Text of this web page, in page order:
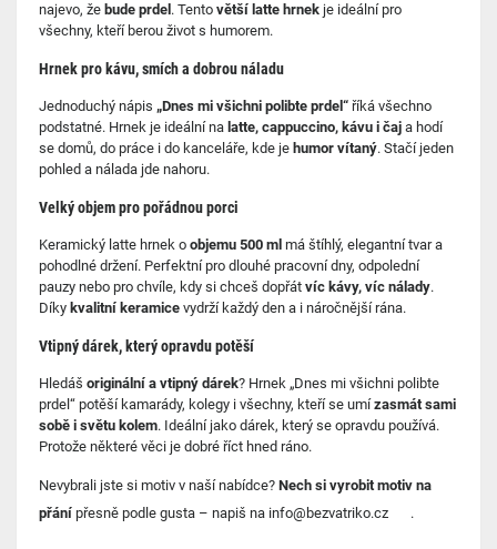
najevo, že bude prdel . Tento větší latte hrnek je ideální pro
všechny, kteří berou život s humorem.
Hrnek pro kávu, smích a dobrou náladu
Jednoduchý nápis „Dnes mi všichni polibte prdel“ říká všechno
podstatné. Hrnek je ideální na latte, cappuccino, kávu i čaj a hodí
se domů, do práce i do kanceláře, kde je humor vítaný. Stačí jeden
pohled a nálada jde nahoru.
Velký objem pro pořádnou porci
Keramický latte hrnek o objemu 500 ml má štíhlý, elegantní tvar a
pohodlné držení. Perfektní pro dlouhé pracovní dny, odpolední
pauzy nebo pro chvíle, kdy si chceš dopřát víc kávy, víc nálady.
Díky kvalitní keramice vydrží každý den a i náročnější rána.
Vtipný dárek, který opravdu potěší
Hledáš originální a vtipný dárek? Hrnek „Dnes mi všichni polibte
prdel“ potěší kamarády, kolegy i všechny, kteří se umízasmát sami
sobě i světu kolem. Ideální jako dárek, který se opravdu používá.
Protože některé věci je dobré říct hned ráno.
Nevybrali jste si motiv v naší nabídce? Nech si vyrobit motiv na
přání přesně podle gusta – napiš na info@bezvatriko.cz .